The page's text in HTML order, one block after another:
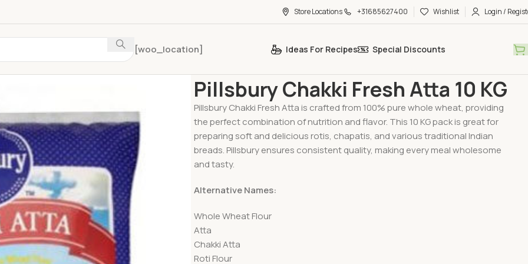
Store Locations +31685627400 Wishlist Login /
[woo_location] Ideas For Recipes Special Discounts
Pillsbury Chakki Fresh Atta 10 KG
Pillsbury Chakki Fresh Atta is crafted from 100% pure whole wheat, providing
the perfect combination of nutrition and flavor. This 10 KG pack is great for
preparing soft and delicious rotis, chapatis, and various traditional Indian
breads. Pillsbury ensures consistent quality, making every meal wholesome
and tasty.
Alternative Names:
Whole Wheat Flour
Atta
Chakki Atta
Roti Flour